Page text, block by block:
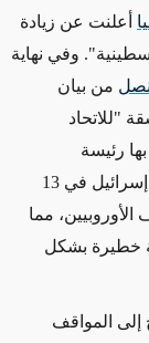
أعلنت عن زيادة
وفي نهاية
من بيان
"للاتحاد
رئيسة
"المفوضية الأوروبية" أورسولا فون دير لاين إلى إسرائيل في 13
مما
خطيرة بشكل
إلى المواقف